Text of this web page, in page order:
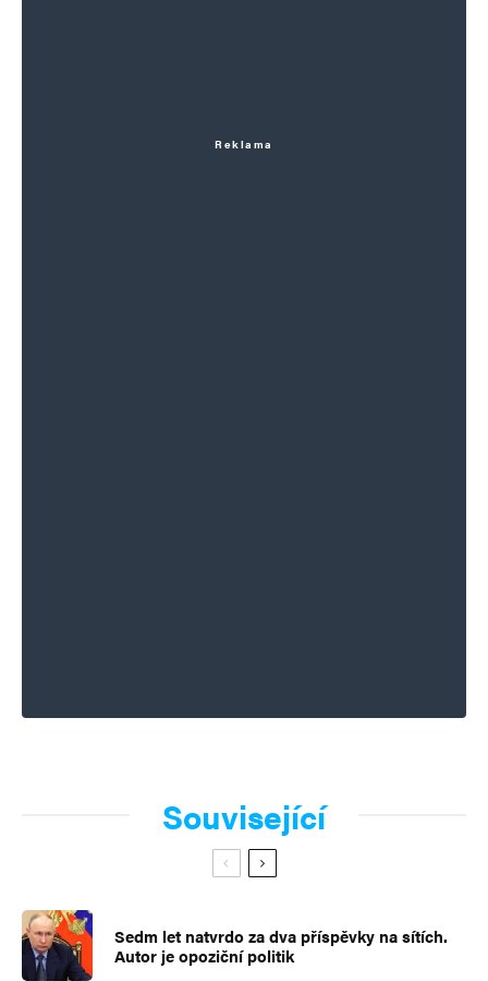
Reklama
Související
Sedm let natvrdo za dva příspěvky na sítích.
Autor je opoziční politik